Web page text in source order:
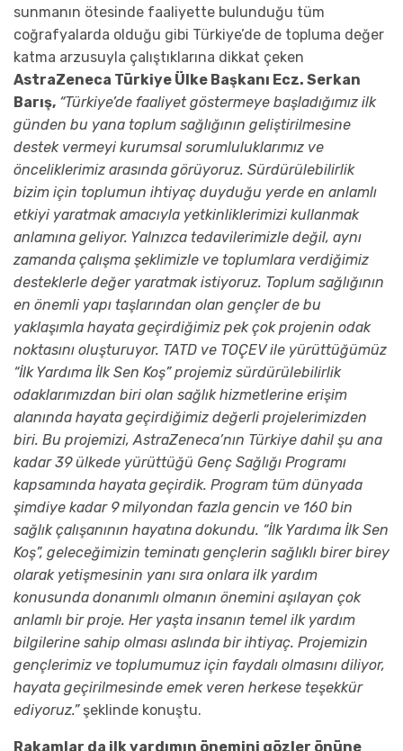
sunmanın ötesinde faaliyette bulunduğu tüm
coğrafyalarda olduğu gibi Türkiye’de de topluma değer
katma arzusuyla çalıştıklarına dikkat çeken
AstraZeneca Türkiye Ülke Başkanı Ecz. Serkan
Barış, “Türkiye’de faaliyet göstermeye başladığımız ilk
günden bu yana toplum sağlığının geliştirilmesine
destek vermeyi kurumsal sorumluluklarımız ve
önceliklerimiz arasında görüyoruz. Sürdürülebilirlik
bizim için toplumun ihtiyaç duyduğu yerde en anlamlı
etkiyi yaratmak amacıyla yetkinliklerimizi kullanmak
anlamına geliyor. Yalnızca tedavilerimizle değil, aynı
zamanda çalışma şeklimizle ve toplumlara verdiğimiz
desteklerle değer yaratmak istiyoruz. Toplum sağlığının
en önemli yapı taşlarından olan gençler de bu
yaklaşımla hayata geçirdiğimiz pek çok projenin odak
noktasını oluşturuyor. TATD ve TOÇEV ile yürüttüğümüz
“İlk Yardıma İlk Sen Koş” projemiz sürdürülebilirlik
odaklarımızdan biri olan sağlık hizmetlerine erişim
alanında hayata geçirdiğimiz değerli projelerimizden
biri. Bu projemizi, AstraZeneca’nın Türkiye dahil şu ana
kadar 39 ülkede yürüttüğü Genç Sağlığı Programı
kapsamında hayata geçirdik. Program tüm dünyada
şimdiye kadar 9 milyondan fazla gencin ve 160 bin
sağlık çalışanının hayatına dokundu. “İlk Yardıma İlk Sen
Koş”, geleceğimizin teminatı gençlerin sağlıklı birer birey
olarak yetişmesinin yanı sıra onlara ilk yardım
konusunda donanımlı olmanın önemini aşılayan çok
anlamlı bir proje. Her yaşta insanın temel ilk yardım
bilgilerine sahip olması aslında bir ihtiyaç. Projemizin
gençlerimiz ve toplumumuz için faydalı olmasını diliyor,
hayata geçirilmesinde emek veren herkese teşekkür
ediyoruz.”şeklinde konuştu.
Rakamlar da ilk yardımın önemini gözler önüne